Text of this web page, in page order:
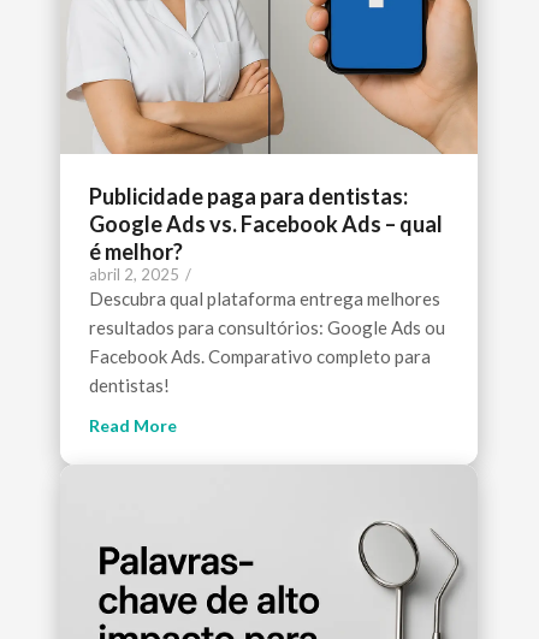
Publicidade paga para dentistas:
Google Ads vs. Facebook Ads – qual
é melhor?
abril 2, 2025 /
Descubra qual plataforma entrega melhores
resultados para consultórios: Google Ads ou
Facebook Ads. Comparativo completo para
dentistas!
Read More